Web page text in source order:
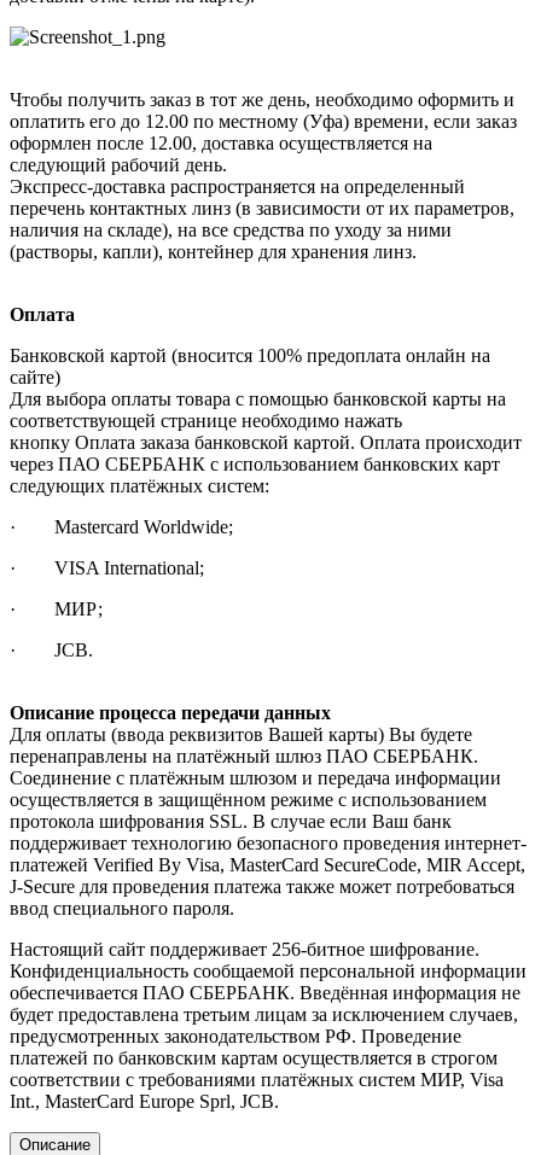
Чтобы получить заказ в тот же день, необходимо оформить и
оплатить его до 12.00 по местному (Уфа) времени, если заказ
оформлен после 12.00, доставка осуществляется на
следующий рабочий день.
Экспресс-доставка распространяется на определенный
перечень контактных линз (в зависимости от их параметров,
наличия на складе), на все средства по уходу за ними
(растворы, капли), контейнер для хранения линз.
Оплата
Банковской картой (вносится 100% предоплата онлайн на
сайте)
Для выбора оплаты товара с помощью банковской карты на
соответствующей странице необходимо нажать
кнопку Оплата заказа банковской картой. Оплата происходит
через ПАО СБЕРБАНК с использованием банковских карт
следующих платёжных систем:
· Mastercard Worldwide;
· VISA International;
· МИР;
· JCB.
Описание процесса передачи данных
Для оплаты (ввода реквизитов Вашей карты) Вы будете
перенаправлены на платёжный шлюз ПАО СБЕРБАНК.
Соединение с платёжным шлюзом и передача информации
осуществляется в защищённом режиме с использованием
протокола шифрования SSL. В случае если Ваш банк
поддерживает технологию безопасного проведения интернет-
платежей Verified By Visa, MasterCard SecureCode, MIR Accept,
J-Secure для проведения платежа также может потребоваться
ввод специального пароля.
Настоящий сайт поддерживает 256-битное шифрование.
Конфиденциальность сообщаемой персональной информации
обеспечивается ПАО СБЕРБАНК. Введённая информация не
будет предоставлена третьим лицам за исключением случаев,
предусмотренных законодательством РФ. Проведение
платежей по банковским картам осуществляется в строгом
соответствии с требованиями платёжных систем МИР, Visa
Int., MasterCard Europe Sprl, JCB.
Описание